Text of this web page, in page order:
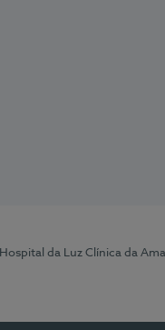
Hospital da Luz Clínica da